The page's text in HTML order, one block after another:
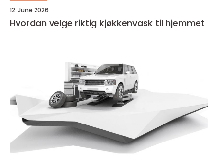
12. June 2026
Hvordan velge riktig kjøkkenvask til hjemmet